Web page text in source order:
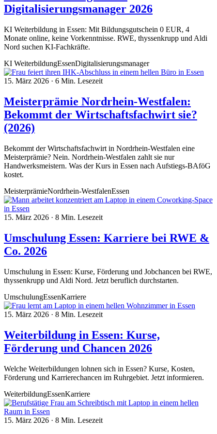
Digitalisierungsmanager 2026
KI Weiterbildung in Essen: Mit Bildungsgutschein 0 EUR, 4
Monate online, keine Vorkenntnisse. RWE, thyssenkrupp und Aldi
Nord suchen KI-Fachkräfte.
KI WeiterbildungEssenDigitalisierungsmanager
15. März 2026 · 6 Min. Lesezeit
Meisterprämie Nordrhein-Westfalen:
Bekommt der Wirtschaftsfachwirt sie?
(2026)
Bekommt der Wirtschaftsfachwirt in Nordrhein-Westfalen eine
Meisterprämie? Nein. Nordrhein-Westfalen zahlt sie nur
Handwerksmeistern. Was der Kurs in Essen nach Aufstiegs-BAföG
kostet.
MeisterprämieNordrhein-WestfalenEssen
15. März 2026 · 8 Min. Lesezeit
Umschulung Essen: Karriere bei RWE &
Co. 2026
Umschulung in Essen: Kurse, Förderung und Jobchancen bei RWE,
thyssenkrupp und Aldi Nord. Jetzt beruflich durchstarten.
UmschulungEssenKarriere
15. März 2026 · 8 Min. Lesezeit
Weiterbildung in Essen: Kurse,
Förderung und Chancen 2026
Welche Weiterbildungen lohnen sich in Essen? Kurse, Kosten,
Förderung und Karrierechancen im Ruhrgebiet. Jetzt informieren.
WeiterbildungEssenKarriere
15. März 2026 · 8 Min. Lesezeit